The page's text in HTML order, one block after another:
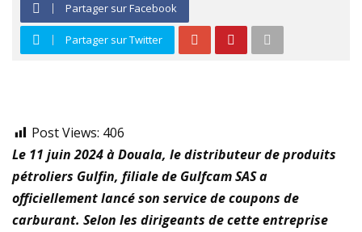
Partager sur Facebook
Partager sur Twitter
Post Views: 406
Le 11 juin 2024 à Douala, le distributeur de produits
pétroliers Gulfin, filiale de Gulfcam SAS a
officiellement lancé son service de coupons de
carburant. Selon les dirigeants de cette entreprise